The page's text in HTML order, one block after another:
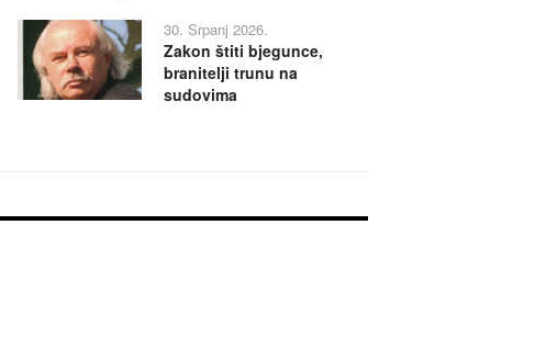
30. Srpanj 2026.
Zakon štiti bjegunce,
branitelji trunu na
sudovima